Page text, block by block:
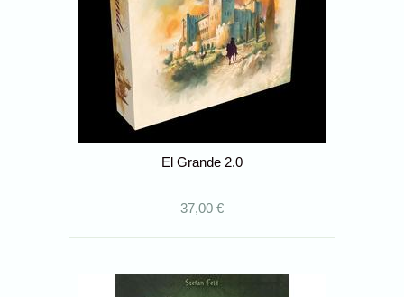
El Grande 2.0
37,00 €